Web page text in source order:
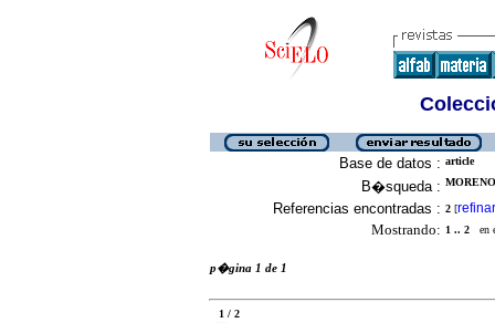
Base de datos : article
B�squeda :
Referencias encontradas : 2 [refinar
Mostrando: 1 .. 2 en
p�gina 1 de 1
1 / 2